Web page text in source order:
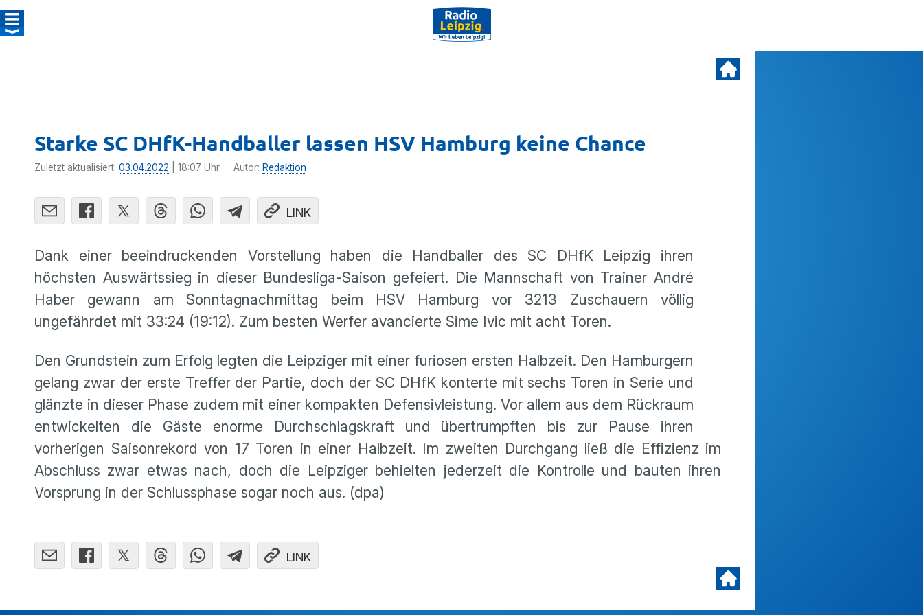
Starke SC DHfK-Handballer lassen HSV Hamburg keine Chance
Zuletzt aktualisiert: 03.04.2022 | 18:07 Uhr Autor: Redaktion
LINK
Dank einer beeindruckenden Vorstellung haben die Handballer des SC DHfK Leipzig ihren
höchsten Auswärtssieg in dieser Bundesliga-Saison gefeiert. Die Mannschaft von Trainer André
Haber gewann am Sonntagnachmittag beim HSV Hamburg vor 3213 Zuschauern völlig
ungefährdet mit 33:24 (19:12). Zum besten Werfer avancierte Sime Ivic mit acht Toren.
Den Grundstein zum Erfolg legten die Leipziger mit einer furiosen ersten Halbzeit. Den Hamburgern
gelang zwar der erste Treffer der Partie, doch der SC DHfK konterte mit sechs Toren in Serie und
glänzte in dieser Phase zudem mit einer kompakten Defensivleistung. Vor allem aus dem Rückraum
entwickelten die Gäste enorme Durchschlagskraft und übertrumpften bis zur Pause ihren
vorherigen Saisonrekord von 17 Toren in einer Halbzeit. Im zweiten Durchgang ließ die Effizienz im
Abschluss zwar etwas nach, doch die Leipziger behielten jederzeit die Kontrolle und bauten ihren
Vorsprung in der Schlussphase sogar noch aus. (dpa)
LINK